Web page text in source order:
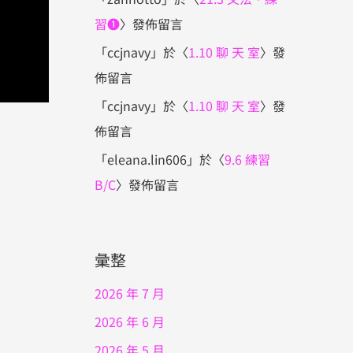
習❶〉發佈留言
「ccjnavy」於〈1.10 聊 天 室〉發
佈留言
「ccjnavy」於〈1.10 聊 天 室〉發
佈留言
「eleana.lin606」於〈9.6 練習
B/C〉發佈留言
彙整
2026 年 7 月
2026 年 6 月